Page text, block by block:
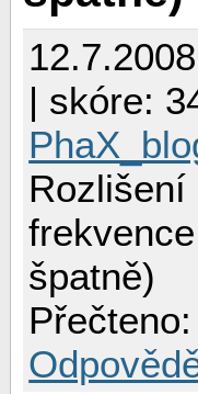
| skóre:
Rozlišení
špatně)